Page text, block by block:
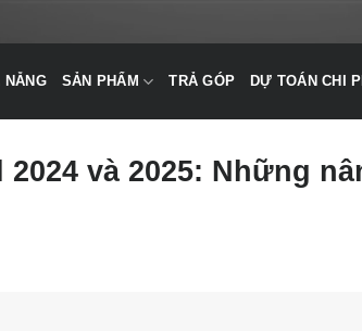
NẴNG SẢN PHẨM TRẢ GÓP DỰ TOÁN CHI
và 2025: Những